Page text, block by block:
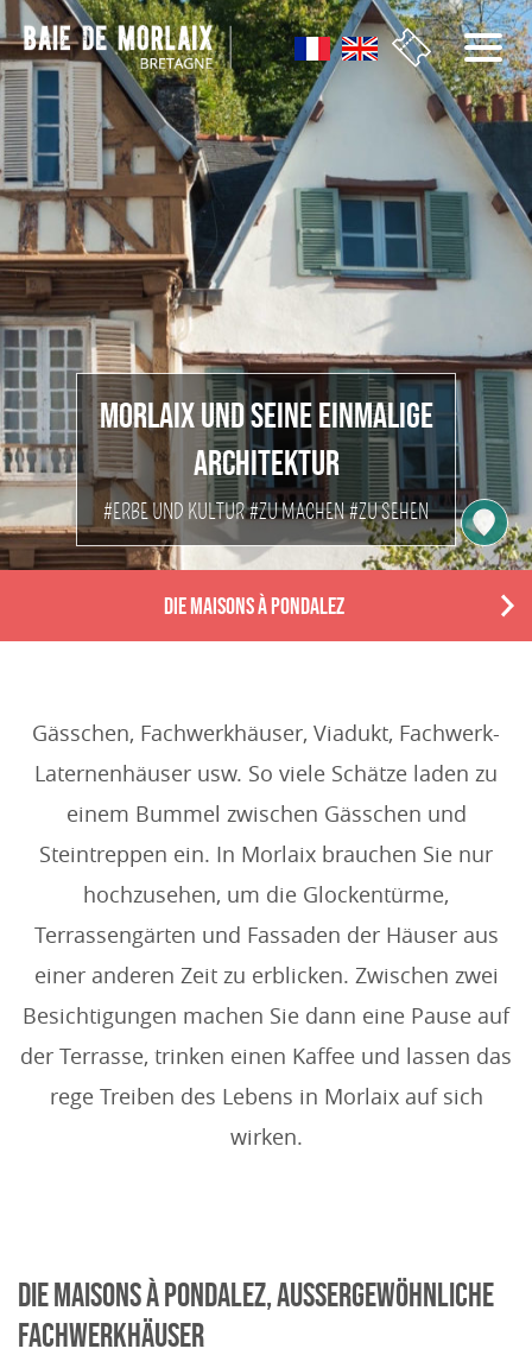
Aller au menu
Aller au contenu
Aller à la recherche
Aller au bas de page
MORLAIX UND SEINE EINMALIGE
ARCHITEKTUR
#ERBE UND KULTUR#ZU MACHEN#ZU SEHEN
DIE MAISONS À PONDALEZ
N
Gässchen, Fachwerkhäuser, Viadukt, Fachwerk-
Laternenhäuser usw. So viele Schätze laden zu
einem Bummel zwischen Gässchen und
Steintreppen ein. In Morlaix brauchen Sie nur
hochzusehen, um die Glockentürme,
Terrassengärten und Fassaden der Häuser aus
einer anderen Zeit zu erblicken. Zwischen zwei
Besichtigungen machen Sie dann eine Pause auf
der Terrasse, trinken einen Kaffee und lassen das
rege Treiben des Lebens in Morlaix auf sich
wirken.
DIE MAISONS À PONDALEZ, AUSSERGEWÖHNLICHE F
ACHWERKHÄUSER